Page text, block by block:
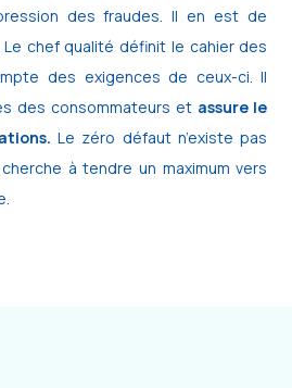
des fraudes. Il en est de
chef qualité définit le cahier des
des exigences de ceux-ci. Il
des consommateurs et assure le
Le zéro défaut n’existe pas
à tendre un maximum vers